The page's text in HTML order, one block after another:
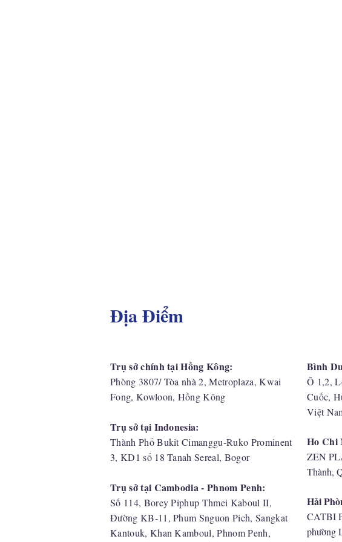
Địa Điểm
Trụ sở chính tại Hồng Kông:
Phòng 3807/ Tòa nhà 2, Metroplaza, Kwai
Fong, Kowloon, Hồng Kông
Trụ sở tại Indonesia:
​Thành Phố Bukit Cimanggu-Ruko Prominent
3, KD1 số 18 Tanah Sereal, Bogor
Trụ sở tại Cambodia - Phnom Penh:
Số 114, Borey Piphup Thmei Kaboul II,
Đường KB-11, Phum Snguon Pich, Sangkat
Kantouk, Khan Kamboul, Phnom Penh,
Bình
Ô 1,2,
Cuốc,
Việt
Ho Chi
ZEN
Thành,
Hải
CATBI
phường